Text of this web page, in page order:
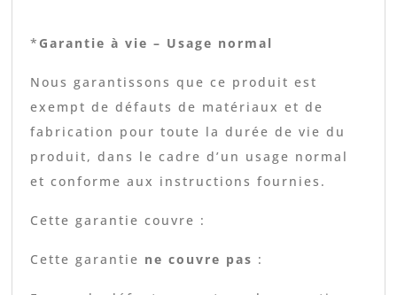
* Garantie à vie – Usage normal
Nous garantissons que ce produit est
exempt de défauts de matériaux et de
fabrication pour toute la durée de vie du
produit, dans le cadre d’un usage normal
et conforme aux instructions fournies.
Cette garantie couvre :
Cette garantie ne couvre pas :